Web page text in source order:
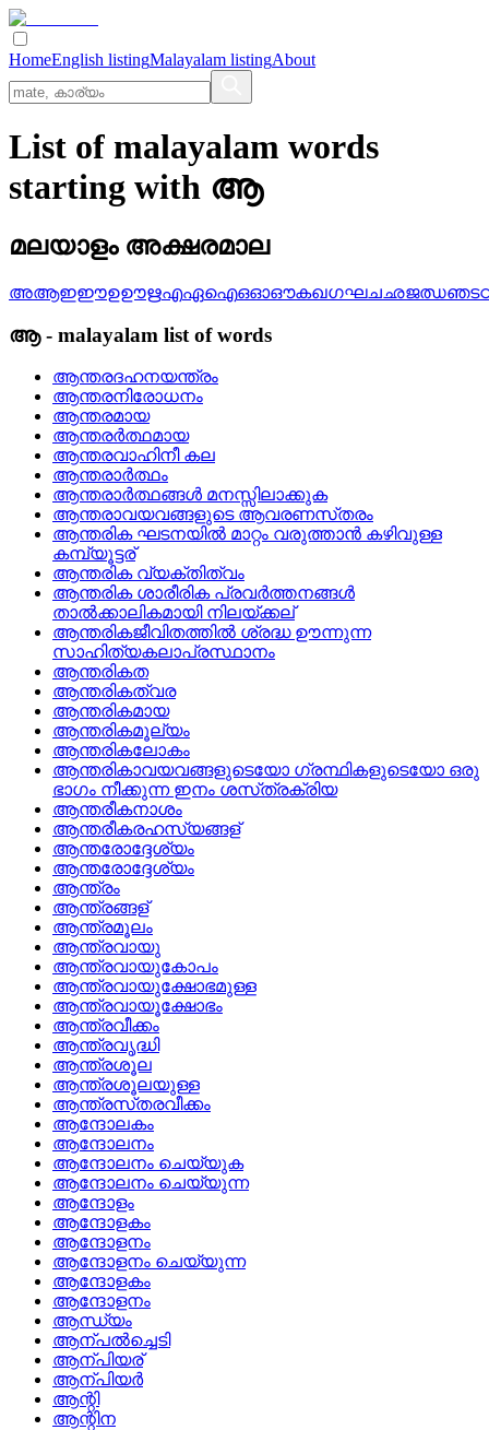
HomeEnglish listingMalayalam listingAbout
List of malayalam words
starting with ആ
മലയാളം അക്ഷരമാല
അആഇഈഉഊഋഎഏഐഒഓഔകഖഗഘചഛജഝഞട
ആ- malayalam list of words
ആന്തരദഹനയന്ത്രം
ആന്തരനിരോധനം
ആന്തരമായ
ആന്തരര്‍ത്ഥമായ
ആന്തരവാഹിനീ കല
ആന്തരാര്‍ത്ഥം
ആന്തരാര്‍ത്ഥങ്ങള്‍ മനസ്സിലാക്കുക
ആന്തരാവയവങ്ങളുടെ ആവരണസ്‌തരം
ആന്തരിക ഘടനയില്‍ മാറ്റം വരുത്താന്‍ കഴിവുള്ള
കമ്പ്യൂട്ടര്
ആന്തരിക വ്യക്തിത്വം
ആന്തരിക ശാരീരിക പ്രവര്‍ത്തനങ്ങള്‍
താല്‍ക്കാലികമായി നിലയ്‌ക്കല്
ആന്തരികജീവിതത്തില്‍ ശ്രദ്ധ ഊന്നുന്ന
സാഹിത്യകലാപ്രസ്ഥാനം
ആന്തരികത
ആന്തരികത്വര
ആന്തരികമായ
ആന്തരികമൂല്യം
ആന്തരികലോകം
ആന്തരികാവയവങ്ങളുടെയോ ഗ്രന്ഥികളുടെയോ ഒരു
ഭാഗം നീക്കുന്ന ഇനം ശസ്‌ത്രക്രിയ
ആന്തരീകനാശം
ആന്തരീകരഹസ്യങ്ങള്
ആന്തരോദ്ദേശ്യം
ആന്തരോദ്ദേശ്യം
ആന്ത്രം
ആന്ത്രങ്ങള്
ആന്ത്രമൂലം
ആന്ത്രവായു
ആന്ത്രവായുകോപം
ആന്ത്രവായുക്ഷോഭമുള്ള
ആന്ത്രവായൂക്ഷോഭം
ആന്ത്രവീക്കം
ആന്ത്രവൃദ്ധി
ആന്ത്രശൂല
ആന്ത്രശൂലയുള്ള
ആന്ത്രസ്‌തരവീക്കം
ആന്ദോലകം
ആന്ദോലനം
ആന്ദോലനം ചെയ്യുക
ആന്ദോലനം ചെയ്യുന്ന
ആന്ദോളം
ആന്ദോളകം
ആന്ദോളനം
ആന്ദോളനം ചെയ്യുന്ന
ആന്ദോളകം
ആന്ദോളനം
ആന്ധ്യം
ആന്പല്‍ച്ചെടി
ആന്പിയര്
ആന്പിയര്‍
ആന്റി
ആന്റിന